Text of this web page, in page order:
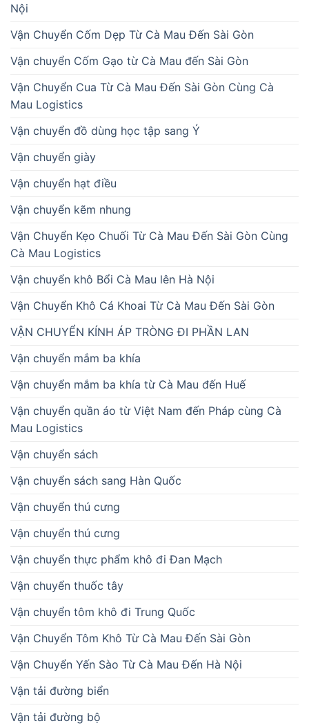
Nội
Vận Chuyển Cốm Dẹp Từ Cà Mau Đến Sài Gòn
Vận chuyển Cốm Gạo từ Cà Mau đến Sài Gòn
Vận Chuyển Cua Từ Cà Mau Đến Sài Gòn Cùng Cà
Mau Logistics
Vận chuyển đồ dùng học tập sang Ý
Vận chuyển giày
Vận chuyển hạt điều
Vận chuyển kẽm nhung
Vận Chuyển Kẹo Chuối Từ Cà Mau Đến Sài Gòn Cùng
Cà Mau Logistics
Vận chuyển khô Bổi Cà Mau lên Hà Nội
Vận Chuyển Khô Cá Khoai Từ Cà Mau Đến Sài Gòn
VẬN CHUYỂN KÍNH ÁP TRÒNG ĐI PHẦN LAN
Vận chuyển mắm ba khía
Vận chuyển mắm ba khía từ Cà Mau đến Huế
Vận chuyển quần áo từ Việt Nam đến Pháp cùng Cà
Mau Logistics
Vận chuyển sách
Vận chuyển sách sang Hàn Quốc
Vận chuyển thú cưng
Vận chuyển thú cưng
Vận chuyển thực phẩm khô đi Đan Mạch
Vận chuyển thuốc tây
Vận chuyển tôm khô đi Trung Quốc
Vận Chuyển Tôm Khô Từ Cà Mau Đến Sài Gòn
Vận Chuyển Yến Sào Từ Cà Mau Đến Hà Nội
Vận tải đường biển
Vận tải đường bộ